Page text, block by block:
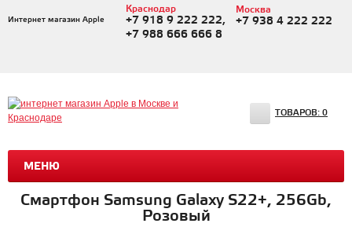
Интернет магазин Apple
Краснодар
+7 918 9 222 222,
+7 988 666 666 8
Москва
+7 938 4 222 222
МЕНЮ
ТОВАРОВ: 0
Смартфон Samsung Galaxy S22+, 256Gb,
Розовый